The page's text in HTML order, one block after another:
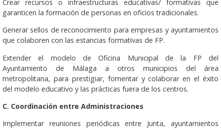
Crear recursos o infraestructuras educativas/ formativas que
garanticen la formación de personas en oficios tradicionales.
Generar sellos de reconocimiento para empresas y ayuntamientos
que colaboren con las estancias formativas de FP.
Extender el modelo de Oficina Municipal de la FP del
Ayuntamiento de Málaga a otros municipios del área
metropolitana, para prestigiar, fomentar y colaborar en el éxito
del modelo educativo y las prácticas fuera de los centros.
C. Coordinación entre Administraciones
Implementar reuniones periódicas entre Junta, ayuntamientos